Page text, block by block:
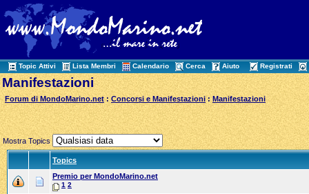
Topic Attivi Lista Membri Calendario Cerca Aiuto Registrati
Manifestazioni
Forum di MondoMarino.net :Concorsi e Manifestazioni: Manifestazioni
Mostra Topics
Topics
Premio per MondoMarino.net
1 2